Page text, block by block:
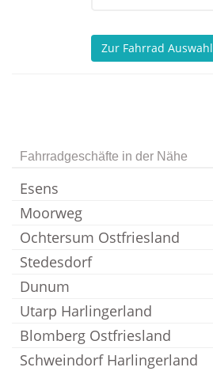
Zur Fahrrad Auswahl
Fahrradgeschäfte in der Nähe
Esens
Moorweg
Ochtersum Ostfriesland
Stedesdorf
Dunum
Utarp Harlingerland
Blomberg Ostfriesland
Schweindorf Harlingerland